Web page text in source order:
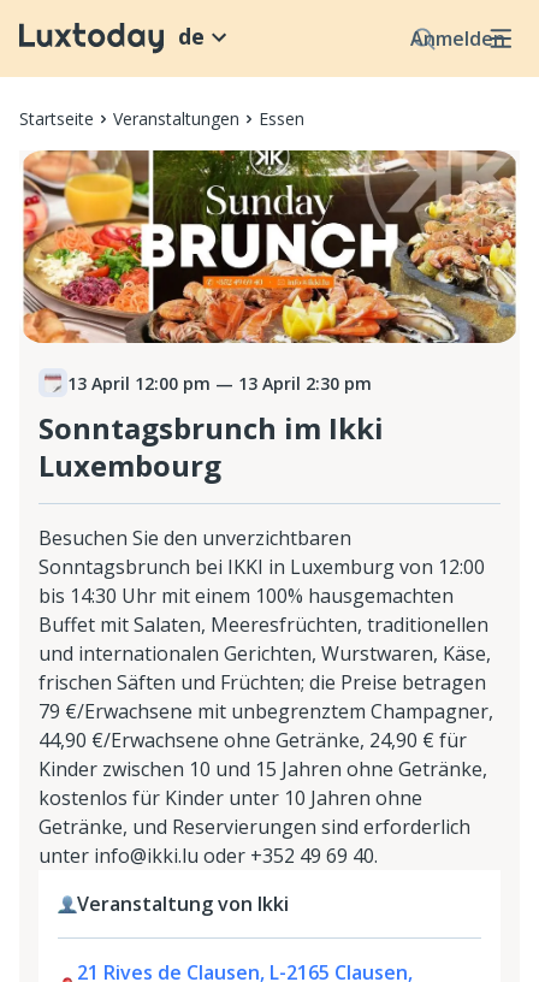
Anmelden
de
Startseite Veranstaltungen Essen
13 April 12:00 pm — 13 April 2:30 pm
Sonntagsbrunch im Ikki
Luxembourg
Besuchen Sie den unverzichtbaren
Sonntagsbrunch bei IKKI in Luxemburg von 12:00
bis 14:30 Uhr mit einem 100% hausgemachten
Buffet mit Salaten, Meeresfrüchten, traditionellen
und internationalen Gerichten, Wurstwaren, Käse,
frischen Säften und Früchten; die Preise betragen
79 €/Erwachsene mit unbegrenztem Champagner,
44,90 €/Erwachsene ohne Getränke, 24,90 € für
Kinder zwischen 10 und 15 Jahren ohne Getränke,
kostenlos für Kinder unter 10 Jahren ohne
Getränke, und Reservierungen sind erforderlich
unter info@ikki.lu oder +352 49 69 40.
Veranstaltung von Ikki
21 Rives de Clausen, L-2165 Clausen,